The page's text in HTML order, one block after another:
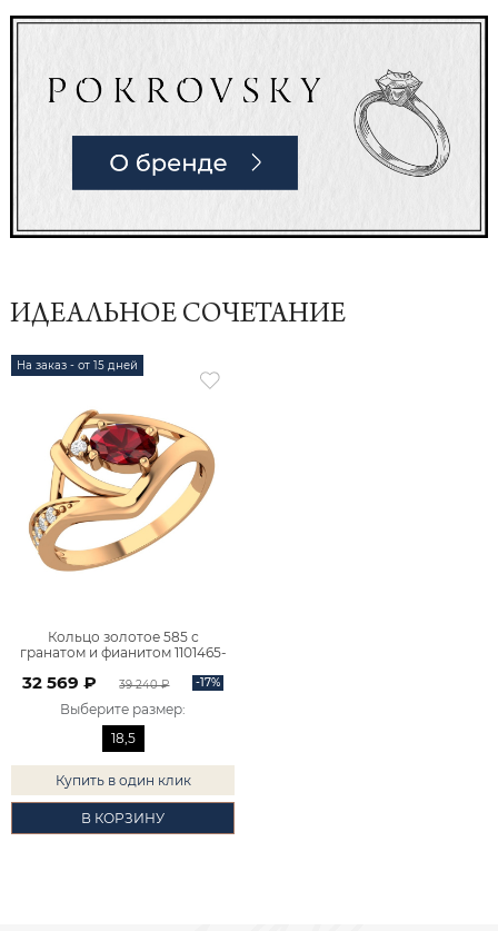
ИДЕАЛЬНОЕ СОЧЕТАНИЕ
На заказ - от 15 дней
Кольцо золотое 585 с
гранатом и фианитом 1101465-
32 569 ₽ 39 240 ₽ -17%
Выберите размер:
18,5
Купить в один клик
В КОРЗИНУ